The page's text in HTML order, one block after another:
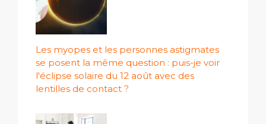
Les myopes et les personnes astigmates
se posent la même question : puis-je voir
l'éclipse solaire du 12 août avec des
lentilles de contact ?